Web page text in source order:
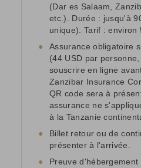
(Dar es Salaam,
etc.). Durée : jusqu'à
unique). Tarif : environ
●
Assurance obligatoire
(44 USD par
souscrire en ligne
Zanzibar Insurance
QR code sera à
assurance ne
à la Tanzanie
●
Billet retour ou de
présenter à l'arrivée.
●
Preuve